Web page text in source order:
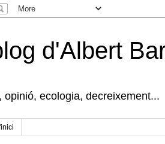
d'Albert
opinió, ecologia, decreixement...